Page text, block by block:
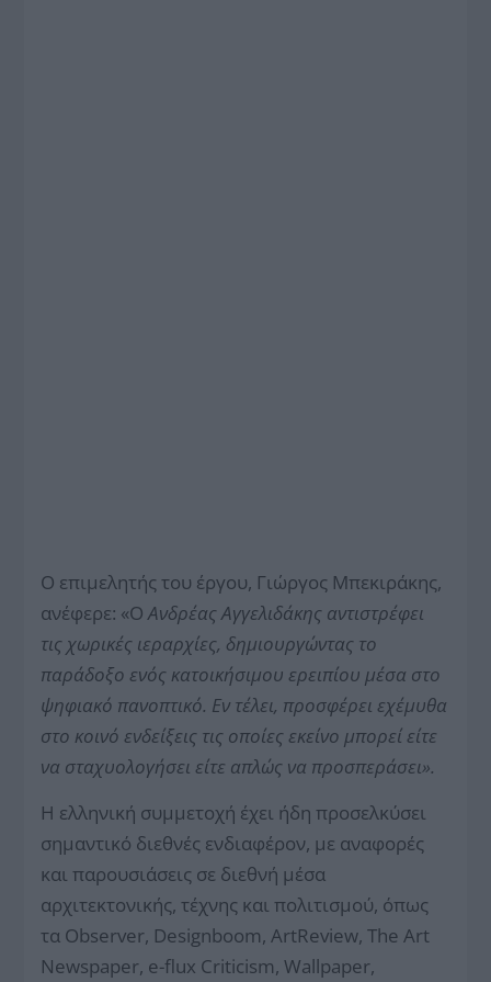
Ο επιμελητής του έργου, Γιώργος Μπεκιράκης,
ανέφερε: «Ο Ανδρέας Αγγελιδάκης αντιστρέφει
τις χωρικές ιεραρχίες, δημιουργώντας το
παράδοξο ενός κατοικήσιμου ερειπίου μέσα στο
ψηφιακό πανοπτικό. Εν τέλει, προσφέρει εχέμυθα
στο κοινό ενδείξεις τις οποίες εκείνο μπορεί είτε
να σταχυολογήσει είτε απλώς να προσπεράσει».
Η ελληνική συμμετοχή έχει ήδη προσελκύσει
σημαντικό διεθνές ενδιαφέρον, με αναφορές
και παρουσιάσεις σε διεθνή μέσα
αρχιτεκτονικής, τέχνης και πολιτισμού, όπως
τα Observer, Designboom, ArtReview, The Art
Newspaper, e-flux Criticism, Wallpaper,